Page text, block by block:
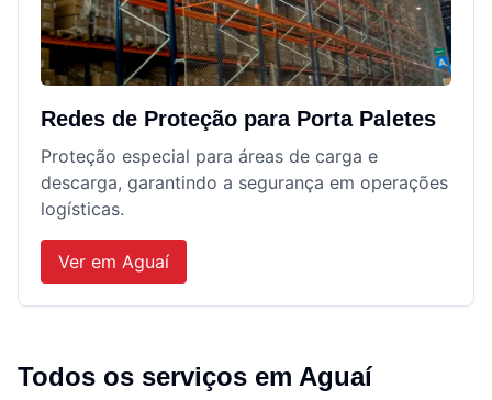
Redes de Proteção para Porta Paletes
Proteção especial para áreas de carga e
descarga, garantindo a segurança em operações
logísticas.
Ver em Aguaí
Todos os serviços em Aguaí